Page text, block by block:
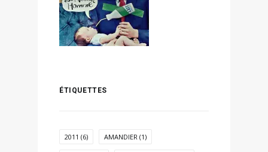
ÉTIQUETTES
2011 (6) AMANDIER (1)